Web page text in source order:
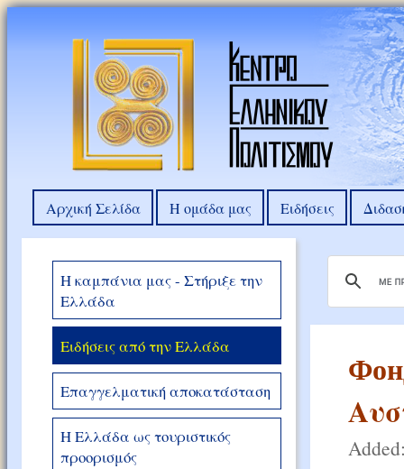
Αρχική Σελίδα Η ομάδα μας Ειδήσεις
Η καμπάνια μας - Στήριξε την
Ελλάδα
Ειδήσεις από την Ελλάδα
Επαγγελματική αποκατάσταση
Η Ελλάδα ως τουριστικός
προορισμός